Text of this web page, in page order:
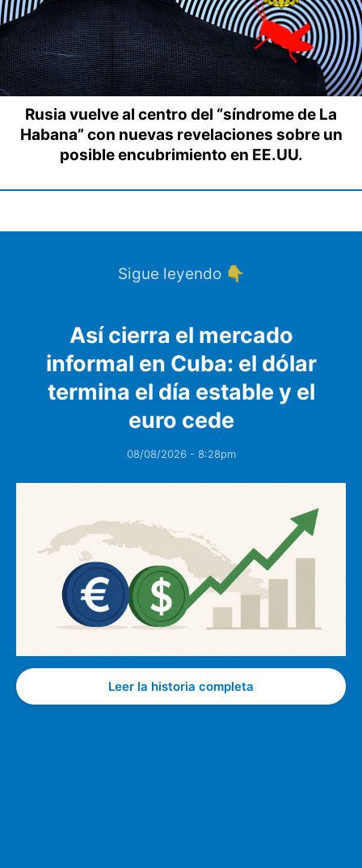
Rusia vuelve al centro del “síndrome de La
Habana” con nuevas revelaciones sobre un
posible encubrimiento en EE.UU.
Sigue leyendo 👇